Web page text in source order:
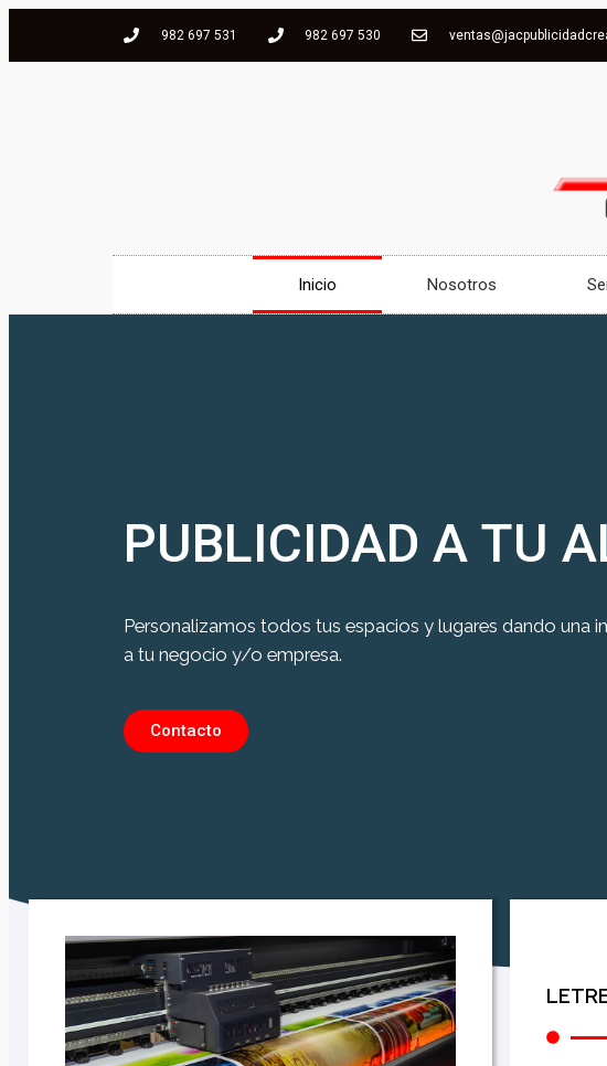
982 697 531 982 697 530
Inicio Nosotros
PUBLICIDAD A TU
Personalizamos todos tus espacios y lugares dando una
a tu negocio y/o empresa.
Contacto